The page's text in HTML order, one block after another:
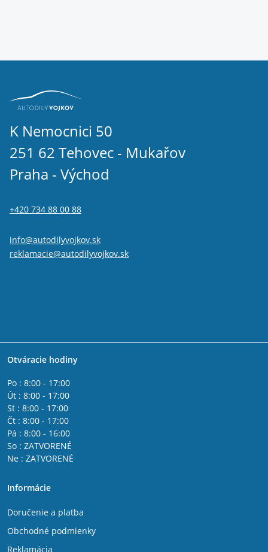
K Nemocnici 50
251 62 Tehovec - Mukařov
Praha - Východ
+420 734 88 00 88
info@autodilyvojkov.sk
reklamacie@autodilyvojkov.sk
Otváracie hodiny
Po : 8:00 - 17:00
Út : 8:00 - 17:00
St : 8:00 - 17:00
Čt : 8:00 - 17:00
Pá : 8:00 - 16:00
So : ZATVORENÉ
Ne : ZATVORENÉ
Informácie
Doručenie a platba
Obchodné podmienky
Reklamácia